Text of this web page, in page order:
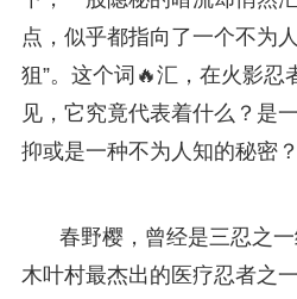
点，似乎都指向了一个不为
狙”。这个词🔥汇，在火影忍
见，它究竟代表着什么？是
抑或是一种不为人知的秘密？
春野樱，曾经是三忍之
木叶村最杰出的医疗忍者之